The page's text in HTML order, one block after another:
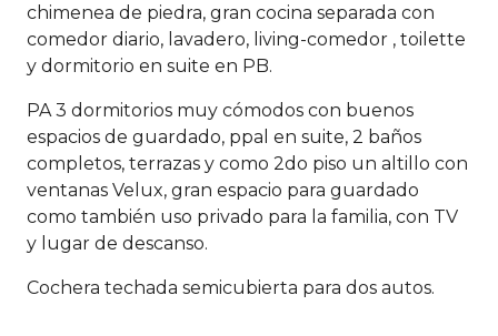
chimenea de piedra, gran cocina separada con
comedor diario, lavadero, living-comedor , toilette
y dormitorio en suite en PB.
PA 3 dormitorios muy cómodos con buenos
espacios de guardado, ppal en suite, 2 baños
completos, terrazas y como 2do piso un altillo con
ventanas Velux, gran espacio para guardado
como también uso privado para la familia, con TV
y lugar de descanso.
Cochera techada semicubierta para dos autos.